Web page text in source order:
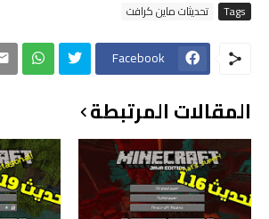
Tags تحديثات ماين كرافت
Facebook
المقالات المرتبطة